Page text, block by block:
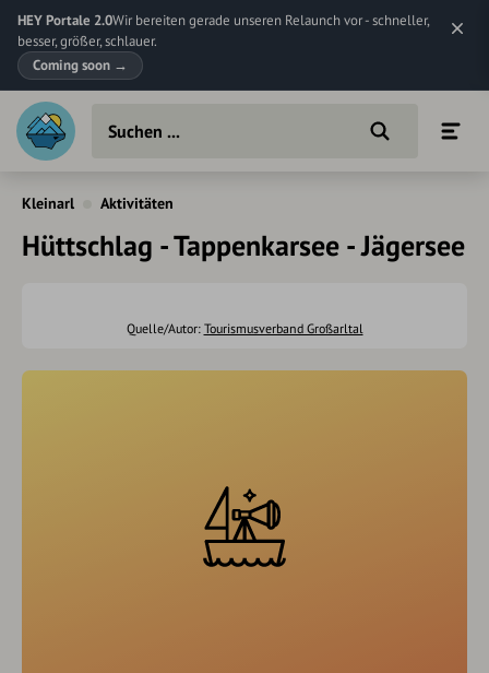
HEY Portale 2.0Wir bereiten gerade unseren Relaunch vor - schneller,
besser, größer, schlauer.
Coming soon →
Kleinarl Aktivitäten
Hüttschlag - Tappenkarsee - Jägersee
Quelle/Autor: Tourismusverband Großarltal